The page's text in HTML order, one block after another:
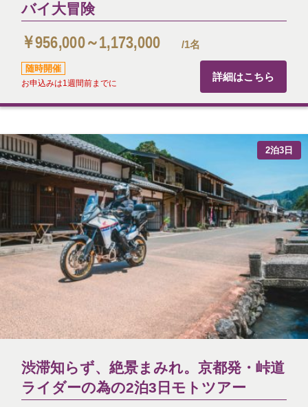
バイ大冒険
￥956,000～1,173,000 /1名
随時開催
お申込みは1週間前までに
詳細はこちら
2泊3日
渋滞知らず、絶景まみれ。京都発・峠道
ライダーの為の2泊3日モトツアー